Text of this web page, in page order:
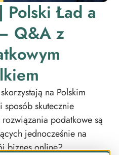
Polski Ład a
Q&A z
na Polskim
skutecznie
podatkowe są
jednocześnie na
biznes online?